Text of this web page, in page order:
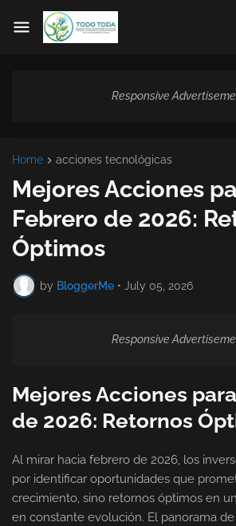
Responsive
Home acciones tecnológicas
Mejores Acciones
Febrero de 2026:
Óptimos
by BloggerMe • July 05, 2026
Responsive
Mejores Acciones
de 2026: Retornos
Al mirar hacia febrero de 2026, los
por identificar oportunidades que
crecimiento, sino retornos óptimos en
en constante evolución. El panorama